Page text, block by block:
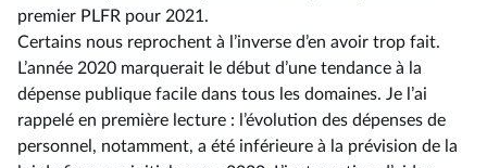
premier PLFR pour 2021.
Certains nous reprochent à l’inverse d’en avoir trop fait.
L’année 2020 marquerait le début d’une tendance à la
dépense publique facile dans tous les domaines. Je l’ai
rappelé en première lecture : l’évolution des dépenses de
personnel, notamment, a été inférieure à la prévision de la